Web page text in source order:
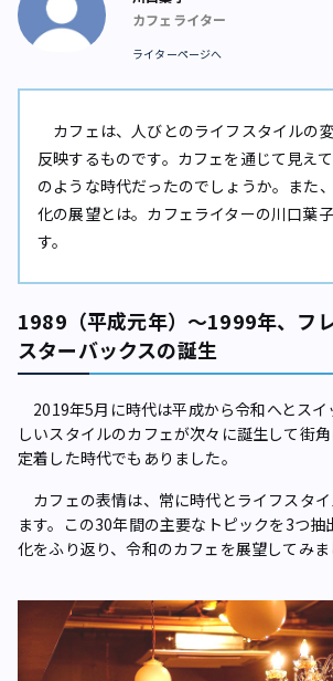
カフェライター
ライターページへ
カフェは、人びとのライフスタイルの
反映するものです。カフェを通じて見え
のような時代だったのでしょうか。また
化の展望とは。カフェライターの川口葉
す。
1989（平成元年）～1999年、フ
スターバックスの誕生
2019年5月に時代は平成から令和へとスイ
しいスタイルのカフェが次々に誕生して街
定着した時代でもありました。
カフェの表情は、常に時代とライフスタ
ます。この30年間の主要なトピックを3つ抽
化をふり返り、令和のカフェを展望してみま